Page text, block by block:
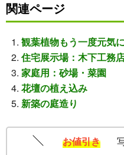
関連ページ
観葉植物もう一度元気
住宅展示場：木下工務
家庭用：砂場・菜園
花壇の植え込み
新築の庭造り
お値引き